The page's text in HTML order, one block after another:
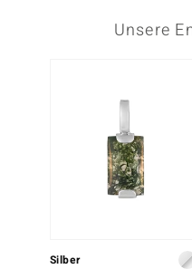
Unsere
Silber